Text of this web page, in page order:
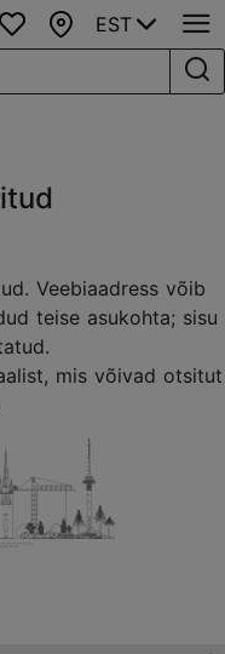
Lemmikud
Kaart
EST
Veebiaadress võib
teise asukohta; sisu
mis võivad otsitut